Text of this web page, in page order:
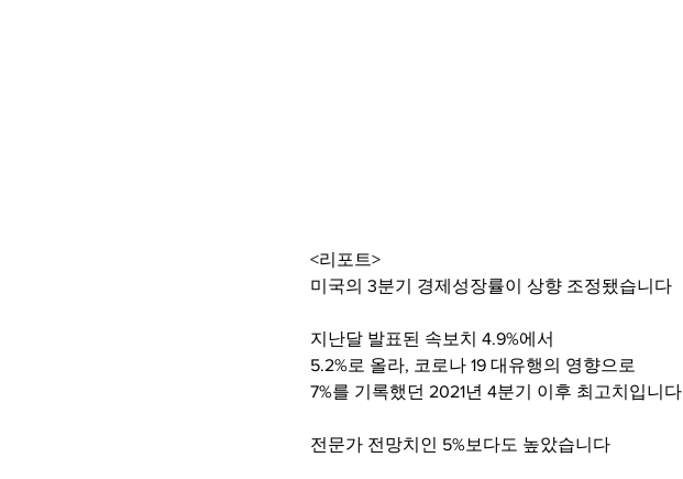
<리포트>
미국의 3분기 경제성장률이 상향 조정됐습니다
지난달 발표된 속보치 4.9%에서
5.2%로 올라, 코로나 19 대유행의 영향으로
7%를 기록했던 2021년 4분기 이후 최고치입니다
전문가 전망치인 5%보다도 높았습니다